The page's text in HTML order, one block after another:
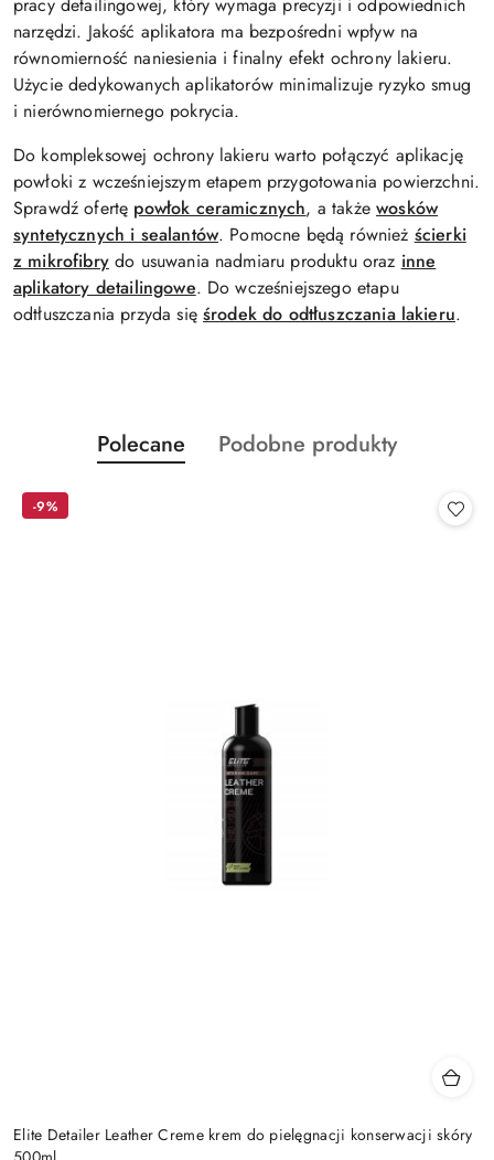
pracy detailingowej, który wymaga precyzji i odpowiednich
narzędzi. Jakość aplikatora ma bezpośredni wpływ na
równomierność naniesienia i finalny efekt ochrony lakieru.
Użycie dedykowanych aplikatorów minimalizuje ryzyko smug
i nierównomiernego pokrycia.
Do kompleksowej ochrony lakieru warto połączyć aplikację
powłoki z wcześniejszym etapem przygotowania powierzchni.
Sprawdź ofertę powłok ceramicznych, a takżewosków
syntetycznych i sealantów. Pomocne będą również ścierki
z mikrofibrydo usuwania nadmiaru produktu oraz inne
aplikatory detailingowe. Do wcześniejszego etapu
odtłuszczania przyda sięśrodek do odtłuszczania lakieru.
Pomiń karuzelę produktów
Produkty
o
Polecane
Produkty
Podobne produkty
Elite Detailer Leather Creme krem do pielęgnacji konserwacji skóry
-9%